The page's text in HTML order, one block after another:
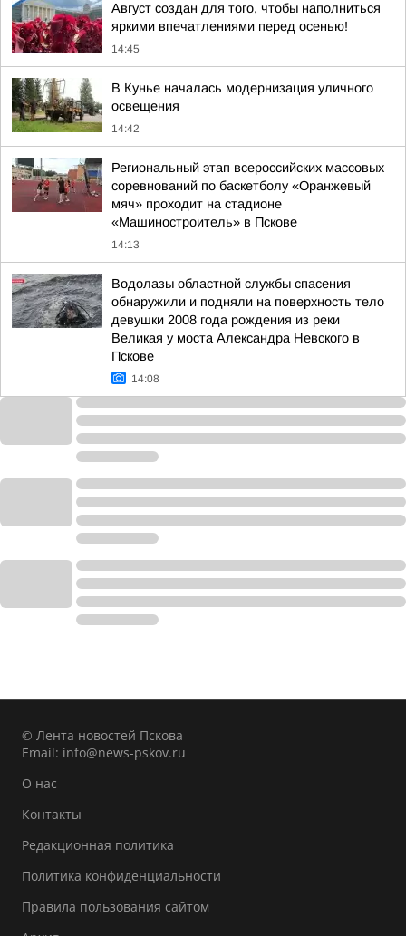
Август создан для того, чтобы наполниться
яркими впечатлениями перед осенью!
14:45
В Кунье началась модернизация уличного
освещения
14:42
Региональный этап всероссийских массовых
соревнований по баскетболу «Оранжевый
мяч» проходит на стадионе
«Машиностроитель» в Пскове
14:13
Водолазы областной службы спасения
обнаружили и подняли на поверхность тело
девушки 2008 года рождения из реки
Великая у моста Александра Невского в
Пскове
14:08
© Лента новостей Пскова
Email: info@news-pskov.ru
О нас
Контакты
Редакционная политика
Политика конфиденциальности
Правила пользования сайтом